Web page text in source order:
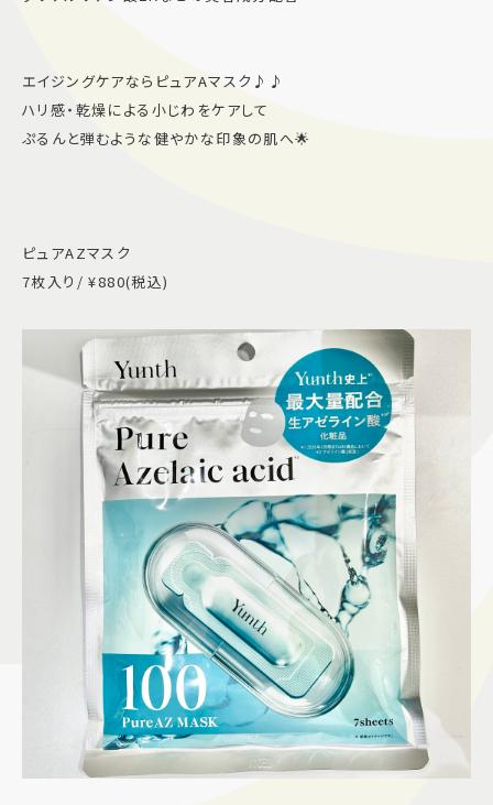
エイジングケアならピュアAマスク♪♪
ハリ感・乾燥による小じわをケアして
ぷるんと弾むような健やかな印象の肌へ🌟
ピュアAZマスク
7枚入り/ ¥880(税込)